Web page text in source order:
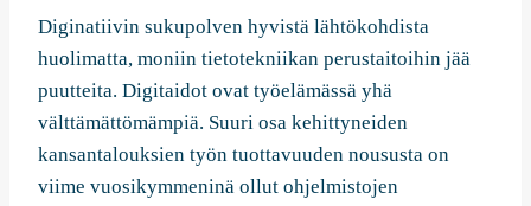
Diginatiivin sukupolven hyvistä lähtökohdista
huolimatta, moniin tietotekniikan perustaitoihin jää
puutteita. Digitaidot ovat työelämässä yhä
välttämättömämpiä. Suuri osa kehittyneiden
kansantalouksien työn tuottavuuden noususta on
viime vuosikymmeninä ollut ohjelmistojen